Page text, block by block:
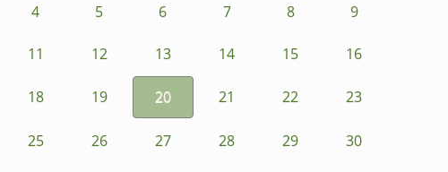
4 5 6 7 8 9
11 12 13 14 15 16
18 19 20 21 22 23
25 26 27 28 29 30